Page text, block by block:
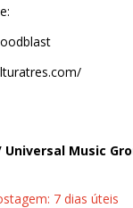
Music
7 dias úteis